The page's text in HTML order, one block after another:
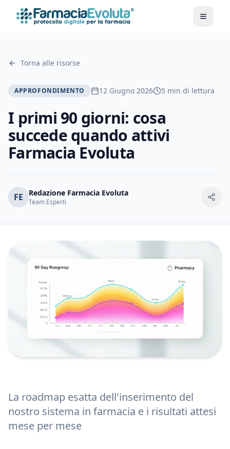
Toggle
Torna alle risorse
APPROFONDIMENTO 12 Giugno 2026 5 min di lettura
I primi 90 giorni: cosa
succede quando attivi
Farmacia Evoluta
FE Redazione Farmacia Evoluta
Team Esperti
La roadmap esatta dell'inserimento del
nostro sistema in farmacia e i risultati attesi
mese per mese